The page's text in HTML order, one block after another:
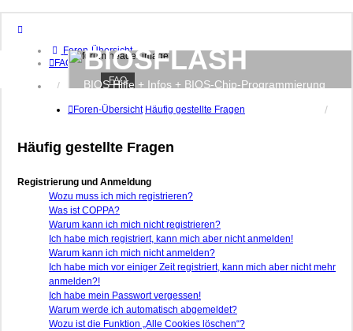
Foren-Übersicht
FAQ
Anmelden
BIOSFLASH
BIOS Hilfe + Infos + BIOS-Chip-Programmierung
FAQ
Foren-Übersicht Häufig gestellte Fragen
Häufig gestellte Fragen
Registrierung und Anmeldung
Wozu muss ich mich registrieren?
Was ist COPPA?
Warum kann ich mich nicht registrieren?
Ich habe mich registriert, kann mich aber nicht anmelden!
Warum kann ich mich nicht anmelden?
Ich habe mich vor einiger Zeit registriert, kann mich aber nicht mehr
anmelden?!
Ich habe mein Passwort vergessen!
Warum werde ich automatisch abgemeldet?
Wozu ist die Funktion „Alle Cookies löschen“?